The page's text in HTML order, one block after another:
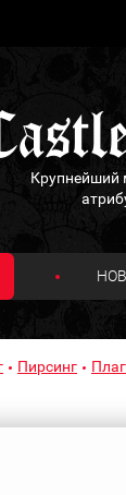
Крупнейший
Пирсинг